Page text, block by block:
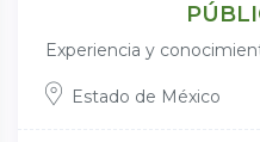
Experiencia y
Estado de México